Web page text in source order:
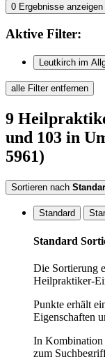
0 Ergebnisse anzeigen
Aktive Filter:
Leutkirch im
alle Filter entfernen
9
und 103 in
5961)
Sortieren nach
Standard
Standard
Die Sortierung
Heilpraktiker-
Punkte erhält
Eigenschaften
In Kombination
zum